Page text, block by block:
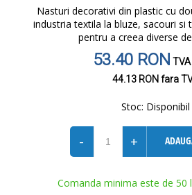
Nasturi decorativi din plastic cu
industria textila la bluze, sacouri si
pentru a creea diverse
53.40 RON
44.13 RONfara
Stoc: Disponibil
- +
Comanda minima este de 50